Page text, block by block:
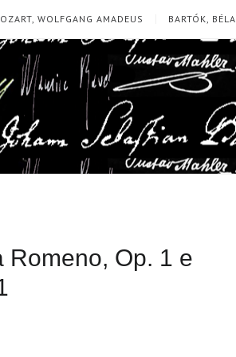
WOLFGANG AMADEUS BARTÓK, BÉLA
Romeno, Op. 1 e